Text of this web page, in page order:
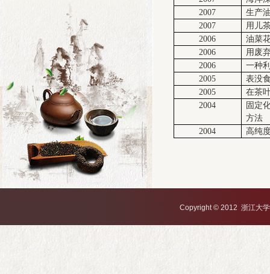
2007
生产
2007
用儿
2006
油菜
2006
用废
2006
一种
2005
表没
2005
在茶
2004
固定
方法
2004
高纯
Copyright © 2012 浙江大